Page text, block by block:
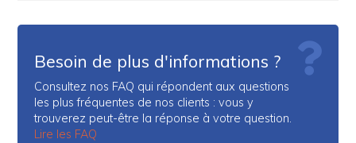
Besoin de plus d'informations ?
Consultez nos FAQ qui répondent aux questions
les plus fréquentes de nos clients : vous y
trouverez peut-être la réponse à votre question.
Lire les FAQ